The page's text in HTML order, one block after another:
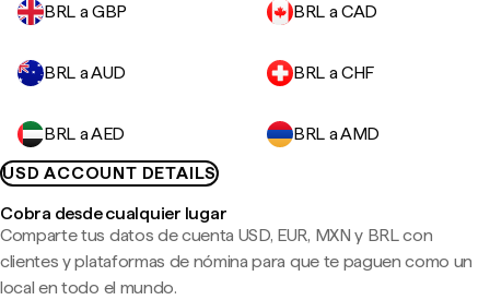
BRL a GBP BRL a CAD
BRL a AUD BRL a CHF
BRL a AED
BRL a AMD
USD ACCOUNT DETAILS
Cobra desde cualquier lugar
Comparte tus datos de cuenta USD, EUR, MXN y BRL con
clientes y plataformas de nómina para que te paguen como un
local en todo el mundo.